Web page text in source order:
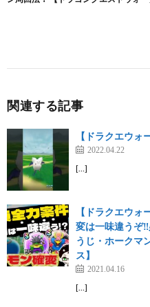
関連する記事
【ドラクエウ
2022.04.22
[…]
【ドラクエウ
変は一味違うぞ
うじ・ホークマ
ス】
2021.04.16
[…]